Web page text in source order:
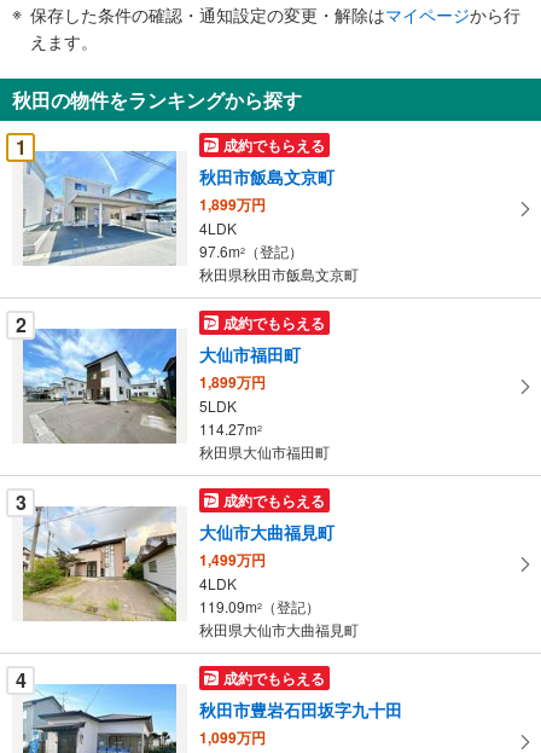
知
を
受
け
る
・
条
件
を
マ
イ
ペ
に
保
存
す
る
保存した条件の確認・通知設定の変更・解除はマイページから行
えます。
秋田の物件をランキングから探す
1
成約でもらえる
秋田市飯島文京町
1,899万円
4LDK
97.6m2
（登記）
秋田県秋田市飯島文京町
2 成約でもらえる
大仙市福田町
1,899万円
5LDK
114.27m2
秋田県大仙市福田町
3 成約でもらえる
大仙市大曲福見町
1,499万円
4LDK
119.09m2
（登記）
秋田県大仙市大曲福見町
4 成約でもらえる
秋田市豊岩石田坂字九十田
1,099万円